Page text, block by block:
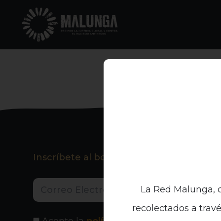
Inscríbete al boletín informativo
La Red Malunga,
recolectados a